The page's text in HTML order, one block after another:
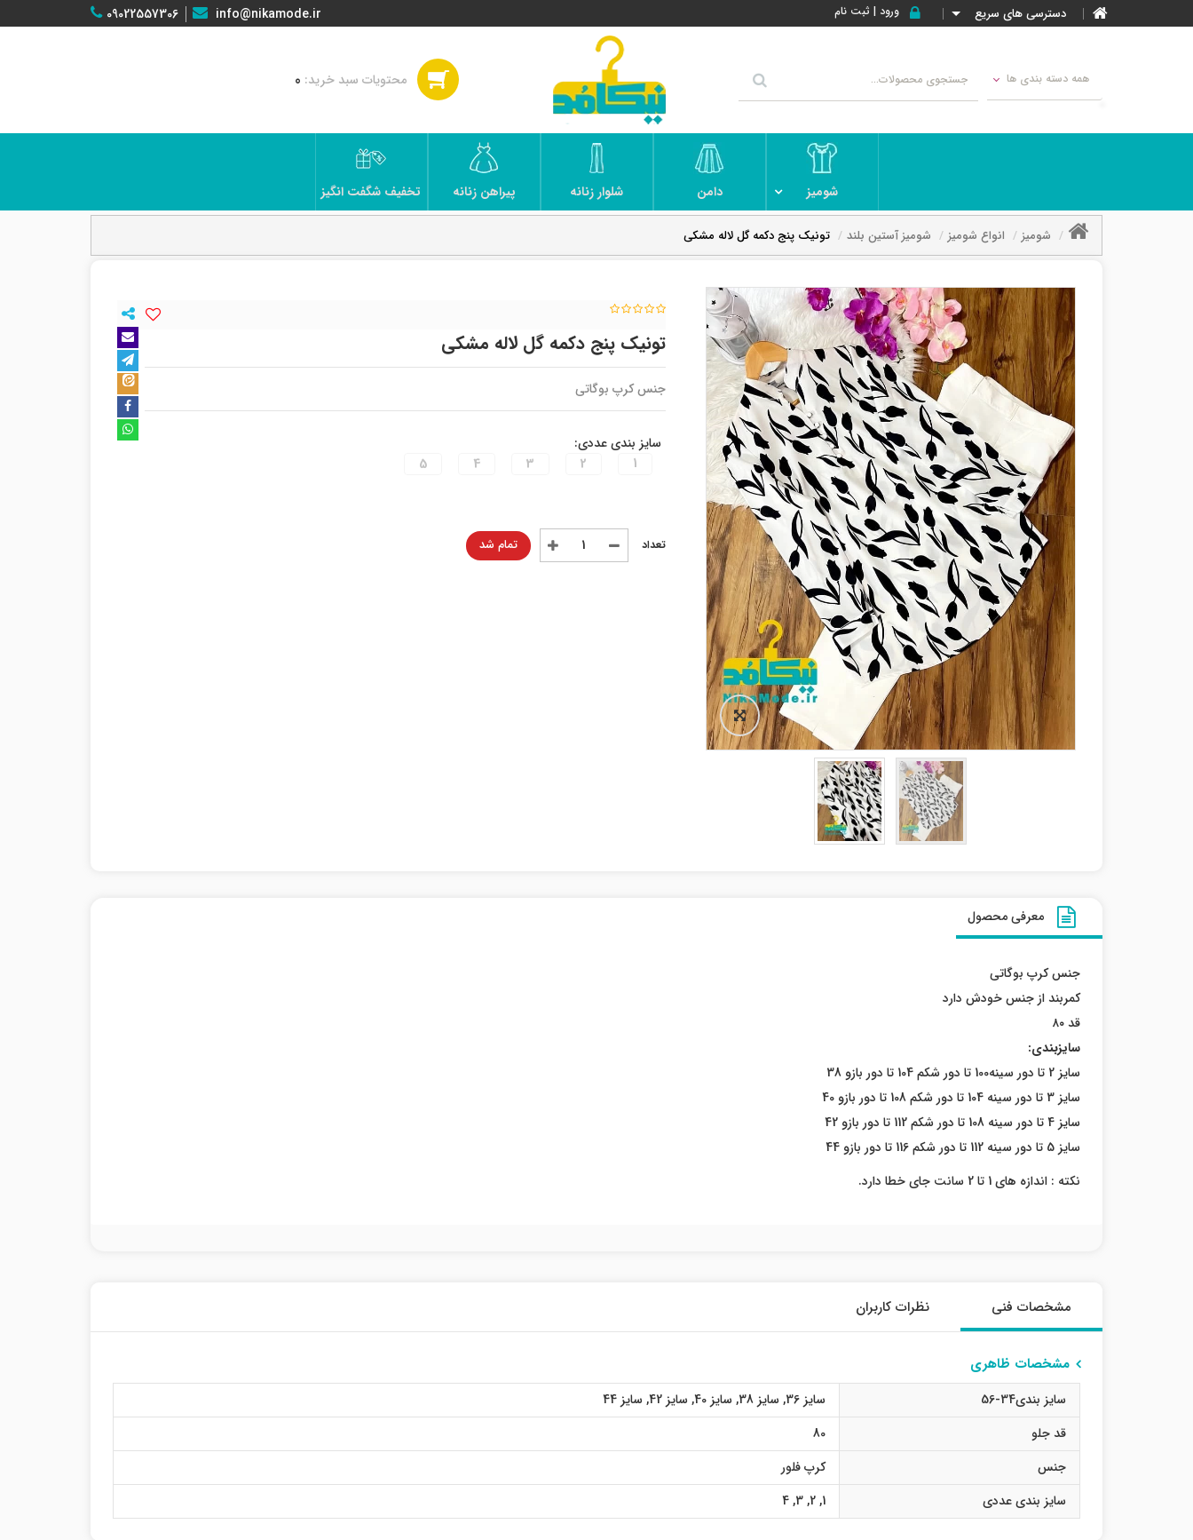
دسترسی های سریع ورود | ثبت نام 09022557306 info@nikamode.ir
همه دسته بندی ها 0
شومیز دامن شلوار زنانه پیراهن زنانه تخفیف شگفت انگیز
شومیز انواع شومیز شومیز آستین بلند تونیک پنج دکمه گل لاله مشکی
تونیک پنج دکمه گل لاله مشکی
جنس کرپ بوگاتی
سایز بندی عددی:
1
2
3
4
5
تمام شد
معرفی محصول
جنس کرپ بوگاتی
کمربند از جنس خودش دارد
قد ۸۰
سایزبندی:
سایز 2 تا دور سینه100 تا دور شکم 104 تا دور بازو 38
سایز 3 تا دور سینه 104 تا دور شکم 108 تا دور بازو 40
سایز 4 تا دور سینه 108 تا دور شکم 112 تا دور بازو 42
سایز 5 تا دور سینه 112 تا دور شکم 116 تا دور بازو 44
نکته : اندازه های 1 تا 2 سانت جای خطا دارد.
مشخصات فنی نظرات کاربران
مشخصات ظاهری
سایز بندی34-56 سایز 36 , سایز 38 , سایز 40 , سایز 42 , سایز 44
قد جلو
80
جنس
کرپ فلور
سایز بندی عددی
1
,
2
,
3
,
4